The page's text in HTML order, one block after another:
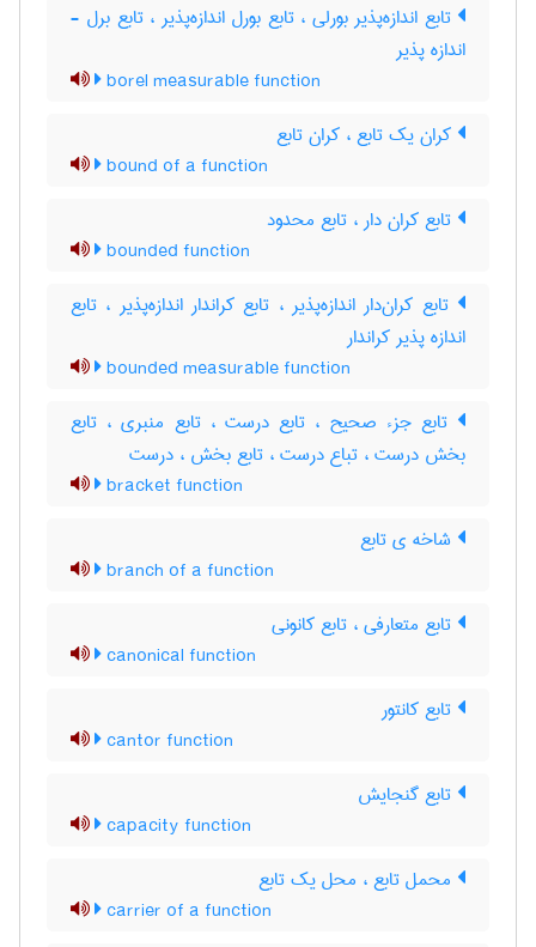
تابع اندازه‌پذیر بورلی ، تابع بورل اندازه‌پذیر ، تابع برل -
اندازه پذیر
borel measurable function
کران یک تابع ، کران تابع
bound of a function
تابع کران دار ، تابع محدود
bounded function
تابع کران‌دار اندازه‌پذیر ، تابع کراندار اندازه‌پذیر ، تابع
اندازه پذیر کراندار
bounded measurable function
تابع جزء صحیح ، تابع درست ، تابع منبری ، تابع
بخش درست ، تباع درست ، تابع بخش ، درست
bracket function
شاخه ی تابع
branch of a function
تابع متعارفی ، تابع کانونی
canonical function
تابع کانتور
cantor function
تابع گنجایش
capacity function
محمل تابع ، محل یک تابع
carrier of a function